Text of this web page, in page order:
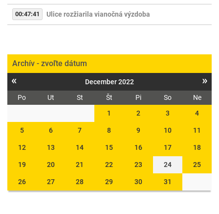
00:47:41 Ulice rozžiarila vianočná výzdoba
Archív - zvoľte dátum
« December 2022 »
Po Ut St Št Pi So
Ne
1
2 3 4
5 6 7 8 9 10 11
12 13 14 15 16 17 18
19 20 21 22 23 24 25
26 27 28 29 30 31